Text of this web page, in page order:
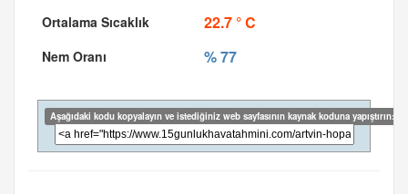
22.7 ° C
% 77
Aşağıdaki kodu kopyalayın ve istediğiniz web sayfasının kaynak koduna yapıştırın: